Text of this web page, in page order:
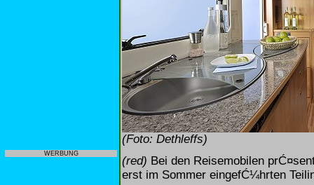
WERBUNG
(Foto: Dethleffs)
(red) Bei den Reisemobilen
erst im Sommer eingefĆ¼hrten